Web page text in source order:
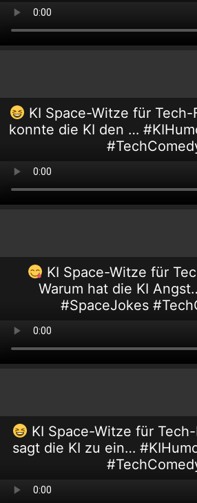
KI Space-Witze für Tech-
konnte die KI den …
KI Space-Witze für
Warum hat die KI
#SpaceJokes
KI Space-Witze für
sagt die KI zu ein…